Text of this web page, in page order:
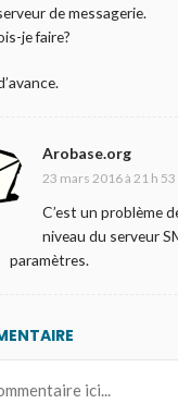
de messagerie.
je faire?
Arobase.org
23 mars 2016 à 21 h
C’est un problème
niveau du serveur
paramètres.